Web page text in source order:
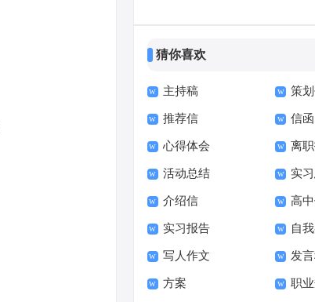
猜你喜欢
主持稿 策
推荐信 信函
心得体会 离
活动总结 实
介绍信 高
实习报告 自
写人作文 发
方案 职